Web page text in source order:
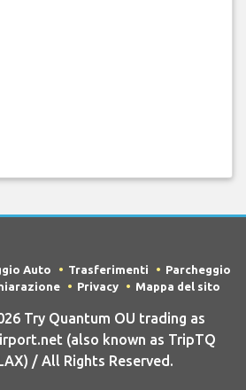
Auto Trasferimenti
Parcheggio
Privacy Mappa del sito
Try Quantum OU trading as
(also known as TripTQ
/ All Rights Reserved.